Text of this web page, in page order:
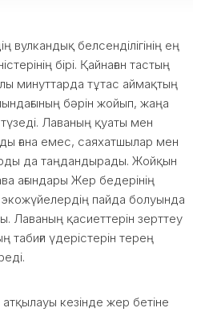
вулкандық белсенділігінің ең
бірі. Қайнаған тастың
минуттарда тұтас аймақтың
бәрін жойып, жаңа
Лаваның қуаты мен
ғана емес, саяхатшылар мен
да таңдандырады. Жойқын
ағындары Жер бедерінің
пайда болуында
Лаваның қасиеттерін зерттеу
табиғи үдерістерін терең
кезінде жер бетіне